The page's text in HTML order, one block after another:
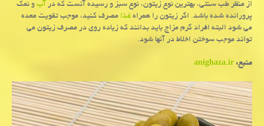
از منظر طب سنتی، بهترین نوع زیتون، نوع سبز و رسیده آنست که درآبو نمک
پرورانده شده باشد. اگر زیتون را همراهغذامصرف کنید، موجب تقویت معده
می شود البته افراد گرم مزاج باید بدانند که زیاده روی در مصرف زیتون می
تواند موجب سوختن اخلاط در آنها شود.
منبع:anighaza.ir